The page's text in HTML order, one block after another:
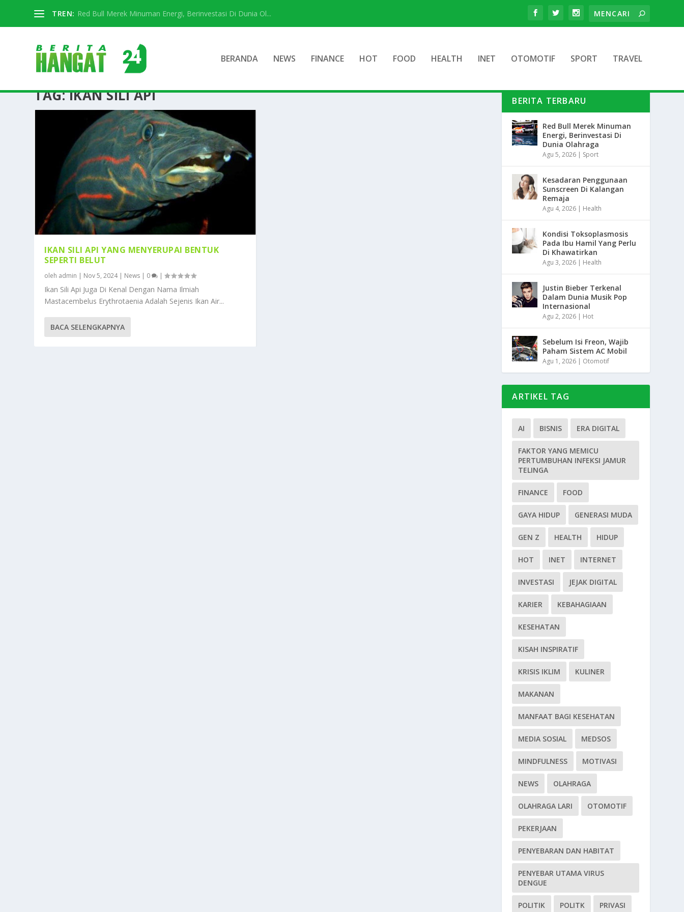
TREN: Red Bull Merek Minuman Energi, Berinvestasi Di Dunia Ol...
BERANDA NEWS FINANCE HOT FOOD HEALTH INET OTOMOTIF SPORT TRAVEL
TAG:IKAN SILI API
IKAN SILI API YANG MENYERUPAI BENTUK
SEPERTI BELUT
oleh admin | Nov 5, 2024| News | 0 |
Ikan Sili Api Juga Di Kenal Dengan Nama Ilmiah
Mastacembelus Erythrotaenia Adalah Sejenis Ikan Air...
BACA SELENGKAPNYA
BERITA TERBARU
Red Bull Merek Minuman
Energi, Berinvestasi Di
Dunia Olahraga
Agu 5, 2026 | Sport
Kesadaran Penggunaan
Sunscreen Di Kalangan
Remaja
Agu 4, 2026 | Health
Kondisi Toksoplasmosis
Pada Ibu Hamil Yang Perlu
Di Khawatirkan
Agu 3, 2026 | Health
Justin Bieber Terkenal
Dalam Dunia Musik Pop
Internasional
Agu 2, 2026 | Hot
Sebelum Isi Freon, Wajib
Paham Sistem AC Mobil
Agu 1, 2026 | Otomotif
ARTIKEL TAG
AI BISNIS ERA DIGITAL
FAKTOR YANG MEMICU
PERTUMBUHAN INFEKSI JAMUR
TELINGA
FINANCE FOOD
GAYA HIDUP GENERASI MUDA
GEN Z HEALTH HIDUP
HOT INET INTERNET
INVESTASI JEJAK DIGITAL
KARIER KEBAHAGIAAN
KESEHATAN
KISAH INSPIRATIF
KRISIS IKLIM KULINER
MAKANAN
MANFAAT BAGI KESEHATAN
MEDIA SOSIAL MEDSOS
MINDFULNESS MOTIVASI
NEWS OLAHRAGA
OLAHRAGA LARI OTOMOTIF
PEKERJAAN
PENYEBARAN DAN HABITAT
PENYEBAR UTAMA VIRUS
DENGUE
POLITIK POLITK PRIVASI